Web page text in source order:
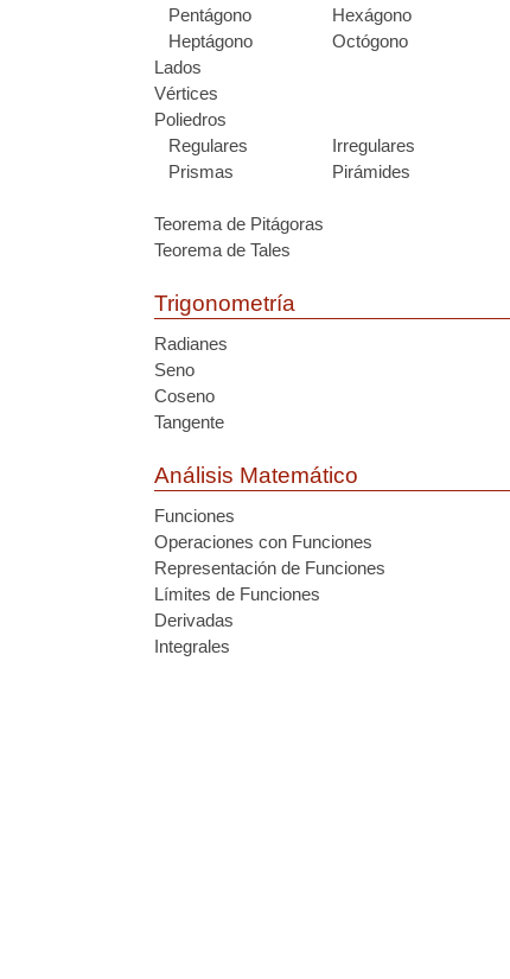
Pentágono
Hexágono
Heptágono
Octógono
Lados
Vértices
Poliedros
Regulares
Irregulares
Prismas
Pirámides
Teorema de Pitágoras
Teorema de Tales
Trigonometría
Radianes
Seno
Coseno
Tangente
Análisis Matemático
Funciones
Operaciones con Funciones
Representación de Funciones
Límites de Funciones
Derivadas
Integrales